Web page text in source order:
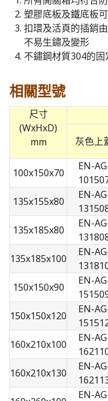
塑膠底板及鐵底板
扣環及活頁的插銷
不易生鏽及變形
不鏽鋼材質304的
相關型號
尺寸
(WxHxD)
mm
灰色上
100x150x70
EN-
135x155x80
EN-
135x185x80
EN-
135x185x100
EN-
150x150x90
EN-
150x150x120
EN-
160x210x100
EN-
160x210x130
EN-
EN-